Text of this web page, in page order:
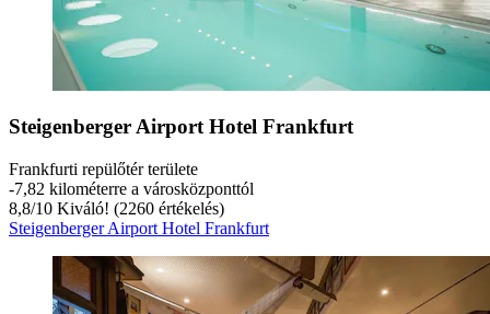
Steigenberger Airport Hotel Frankfurt
Frankfurti repülőtér területe
‐7,82 kilométerre a városközponttól
8,8/10 Kiváló! (2260 értékelés)
Steigenberger Airport Hotel Frankfurt